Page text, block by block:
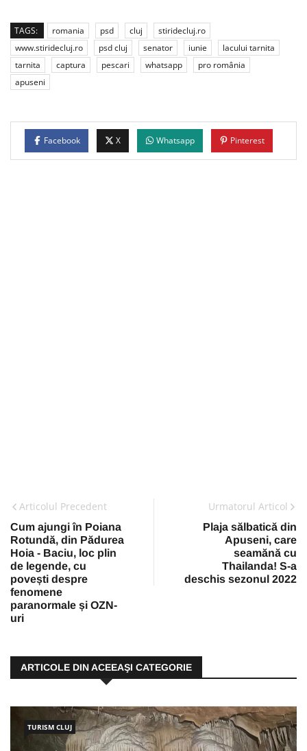
TAGS: romania psd cluj
stiridecluj.ro
www.stiridecluj.ro
psd cluj senator iunie
lacului tarnita
tarnita
captura pescari whatsapp
pro românia
apuseni
Facebook X Whatsapp Pinterest
Articolul Precedent
Cum ajungi în Poiana
Rotundă, din Pădurea
Hoia - Baciu, loc plin
de legende, cu
povești despre
fenomene
paranormale și OZN-
uri
Urmatorul Articol
Plaja sălbatică din
Apuseni, care
seamănă cu
Thailanda! S-a
deschis sezonul 2022
ARTICOLE DIN ACEEAŞI CATEGORIE
TURISM CLUJ